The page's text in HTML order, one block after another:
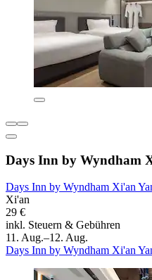
Days Inn by Wyndham
Days Inn by Wyndham Xi'an
Xi'an
29 €
inkl. Steuern & Gebühren
11. Aug.–12. Aug.
Days Inn by Wyndham Xi'an